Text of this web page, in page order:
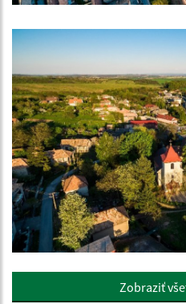
Zobraziť